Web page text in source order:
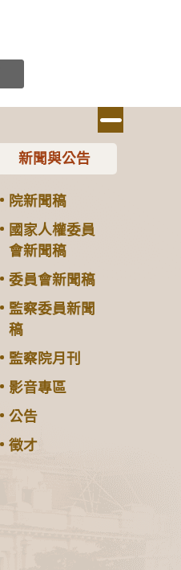
新聞與公告
院新聞稿
國家人權委員
會新聞稿
委員會新聞稿
監察委員新聞
稿
監察院月刊
影音專區
公告
徵才